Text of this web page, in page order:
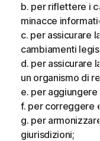
b. per riflettere i
minacce
c. per assicurare
cambiamenti
d. per assicurare
un organismo di
e. per aggiungere
f. per correggere
g. per
giurisdizioni;